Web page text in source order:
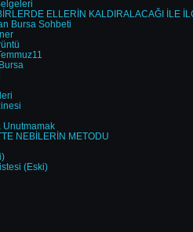
ELLERİN KALDIRALACAĞI İLE
Bursa Sohbeti
Unutmamak
NEBİLERİN METODU
(Eski)